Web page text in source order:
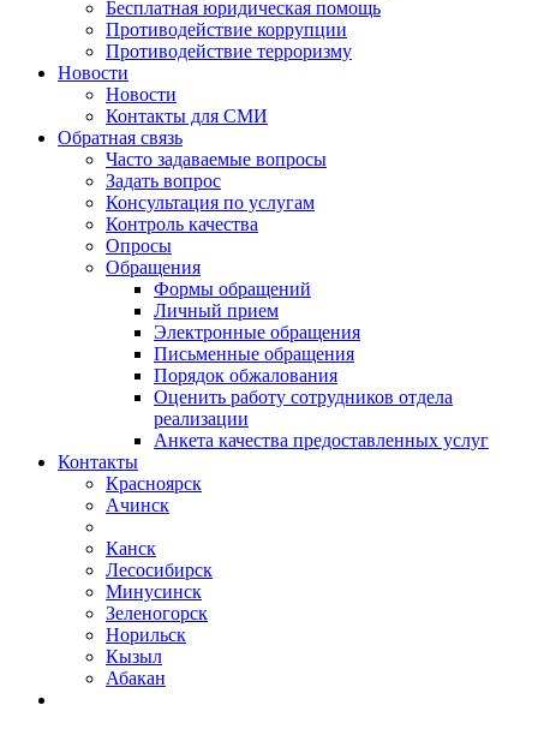
Бесплатная юридическая помощь
Противодействие коррупции
Противодействие терроризму
Новости
Новости
Контакты для СМИ
Обратная связь
Часто задаваемые вопросы
Задать вопрос
Консультация по услугам
Контроль качества
Опросы
Обращения
Формы обращений
Личный прием
Электронные обращения
Письменные обращения
Порядок обжалования
Оценить работу сотрудников отдела
реализации
Анкета качества предоставленных услуг
Контакты
Красноярск
Ачинск
Канск
Лесосибирск
Минусинск
Зеленогорск
Норильск
Кызыл
Абакан